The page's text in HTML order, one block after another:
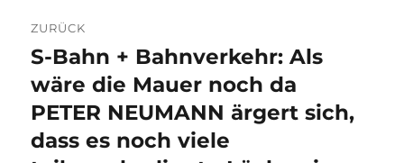
ZURÜCK
Vorheriger
Beitrag:
S-Bahn + Bahnverkehr: Als
wäre die Mauer noch da
PETER NEUMANN ärgert sich,
dass es noch viele